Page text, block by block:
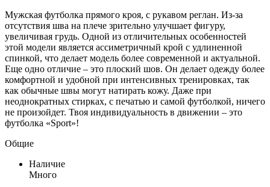
Мужская футболка прямого кроя, с рукавом реглан. Из-за
отсутствия шва на плече зрительно улучшает фигуру,
увеличивая грудь. Одной из отличительных особенностей
этой модели является ассиметричный крой с удлиненной
спинкой, что делает модель более современной и актуальной.
Еще одно отличие – это плоский шов. Он делает одежду более
комфортной и удобной при интенсивных тренировках, так
как обычные швы могут натирать кожу. Даже при
неоднократных стирках, с печатью и самой футболкой, ничего
не произойдет. Твоя индивидуальность в движении – это
футболка «Sport»!
Общие
Наличие
Много